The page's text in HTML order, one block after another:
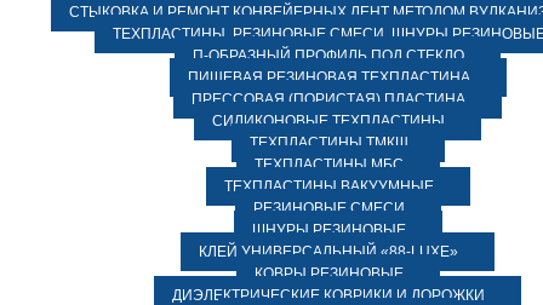
СТЫКОВКА И РЕМОНТ КОНВЕЙЕРНЫХ ЛЕНТ МЕТОДОМ
ТЕХПЛАСТИНЫ, РЕЗИНОВЫЕ СМЕСИ, ШНУРЫ
П-ОБРАЗНЫЙ ПРОФИЛЬ ПОД СТЕКЛО
ПИЩЕВАЯ РЕЗИНОВАЯ ТЕХПЛАСТИНА
ПРЕССОВАЯ (ПОРИСТАЯ) ПЛАСТИНА
СИЛИКОНОВЫЕ ТЕХПЛАСТИНЫ
ТЕХПЛАСТИНЫ ТМКЩ
ТЕХПЛАСТИНЫ МБС
ТЕХПЛАСТИНЫ ВАКУУМНЫЕ
РЕЗИНОВЫЕ СМЕСИ
ШНУРЫ РЕЗИНОВЫЕ
КЛЕЙ УНИВЕРСАЛЬНЫЙ «88-LUXE»
КОВРЫ РЕЗИНОВЫЕ
ДИЭЛЕКТРИЧЕСКИЕ КОВРИКИ И ДОРОЖКИ